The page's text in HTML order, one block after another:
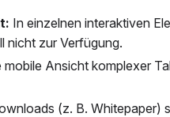
In einzelnen interaktiven
nicht zur Verfügung.
mobile Ansicht komplexer
(z. B. Whitepaper)